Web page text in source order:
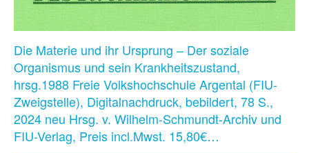
Die Materie und ihr Ursprung – Der soziale
Organismus und sein Krankheitszustand,
hrsg.1988 Freie Volkshochschule Argental (FIU-
Zweigstelle), Digitalnachdruck, bebildert, 78 S.,
2024 neu Hrsg. v. Wilhelm-Schmundt-Archiv und
FIU-Verlag, Preis incl.Mwst. 15,80€…